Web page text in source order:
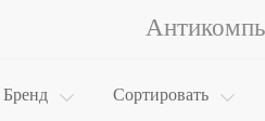
Бренд Сортировать